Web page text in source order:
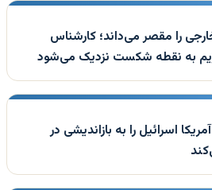
را مقصر می‌داند؛ کارشناس
به نقطه شکست نزدیک می‌شود
اسرائیل را به بازاندیشی در